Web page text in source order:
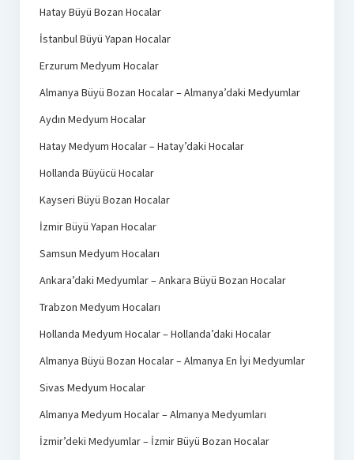
Hatay Büyü Bozan Hocalar
İstanbul Büyü Yapan Hocalar
Erzurum Medyum Hocalar
Almanya Büyü Bozan Hocalar – Almanya’daki Medyumlar
Aydın Medyum Hocalar
Hatay Medyum Hocalar – Hatay’daki Hocalar
Hollanda Büyücü Hocalar
Kayseri Büyü Bozan Hocalar
İzmir Büyü Yapan Hocalar
Samsun Medyum Hocaları
Ankara’daki Medyumlar – Ankara Büyü Bozan Hocalar
Trabzon Medyum Hocaları
Hollanda Medyum Hocalar – Hollanda’daki Hocalar
Almanya Büyü Bozan Hocalar – Almanya En İyi Medyumlar
Sivas Medyum Hocalar
Almanya Medyum Hocalar – Almanya Medyumları
İzmir’deki Medyumlar – İzmir Büyü Bozan Hocalar